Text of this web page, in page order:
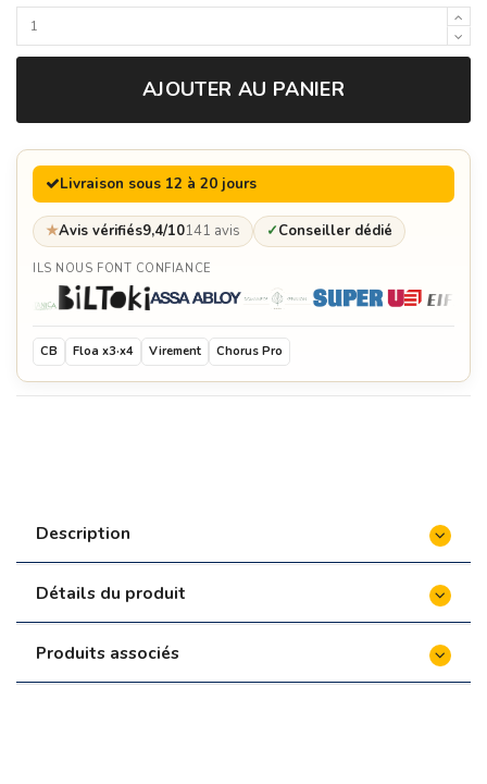
Planche à découper - Firten 48,00 €
Cage fumoir pour brasero Ø 150 cm - Firten
Repose brochettes pour brasero Ø 150 cm -
Firten
115,00 €
Crêpière pour brasero Ø 150 cm 120,00 €
Appareil à raclette - Firten
AJOUTER AU PANIER
Livraison sous 12 à 20 jours
★Avis vérifiés9,4/10141 avis ✓Conseiller dédié
ILS NOUS FONT CONFIANCE
CB Floa x3·x4 Virement Chorus Pro
Description
Détails du produit
Produits associés